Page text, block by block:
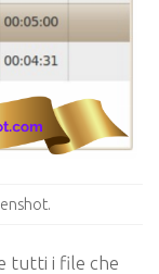
tutti i file che